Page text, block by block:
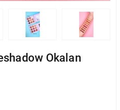
Okalan